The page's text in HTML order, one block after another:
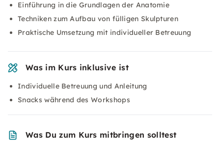
Einführung in die Grundlagen der Anatomie
Techniken zum Aufbau von fülligen Skulpturen
Praktische Umsetzung mit individueller Betreuung
Was im Kurs inklusive ist
Individuelle Betreuung und Anleitung
Snacks während des Workshops
Was Du zum Kurs mitbringen solltest